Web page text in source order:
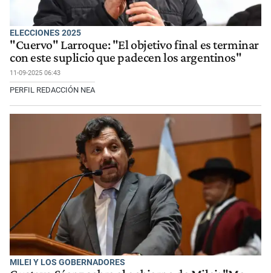
ELECCIONES 2025
"Cuervo" Larroque: "El objetivo final es terminar
con este suplicio que padecen los argentinos"
11-09-2025 06:43
PERFIL REDACCIÓN NEA
MILEI Y LOS GOBERNADORES